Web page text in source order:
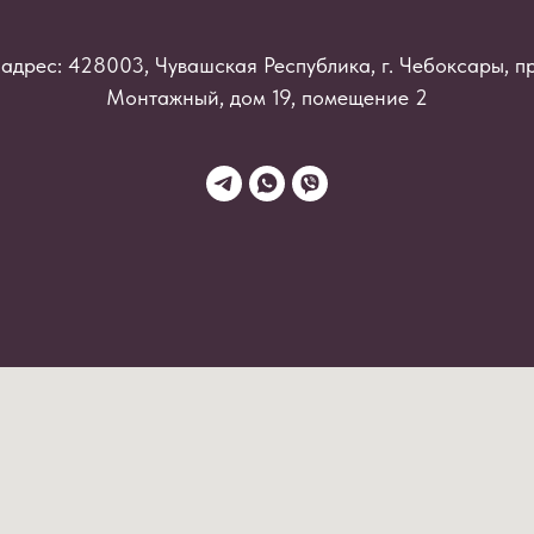
428003, Чувашская Республика, г. Чебоксары,
Монтажный, дом 19, помещение 2